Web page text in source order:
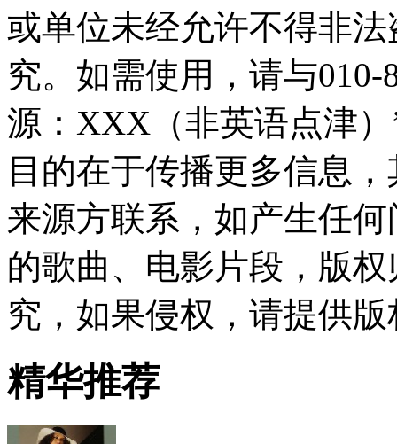
或单位未经允许不得非
究。如需使用，请与010-
源：XXX（非英语点津
目的在于传播更多信息
来源方联系，如产生任
的歌曲、电影片段，版
究，如果侵权，请提供
精华推荐